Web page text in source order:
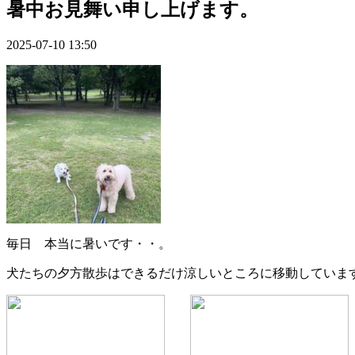
暑中お見舞い申し上げます。
2025-07-10 13:50
毎日 本当に暑いです・・。
犬たちの夕方散歩はできるだけ涼しいところに移動していま